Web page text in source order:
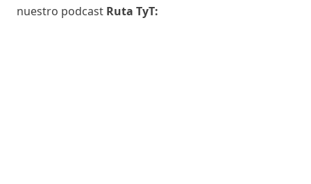
nuestro podcast Ruta TyT: